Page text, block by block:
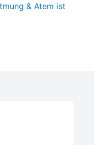
& Atem ist